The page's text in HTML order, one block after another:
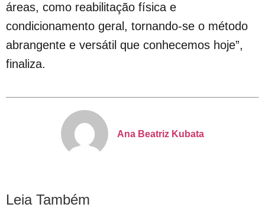
áreas, como reabilitação física e
condicionamento geral, tornando-se o método
abrangente e versátil que conhecemos hoje”,
finaliza.
Ana Beatriz Kubata
Leia Também